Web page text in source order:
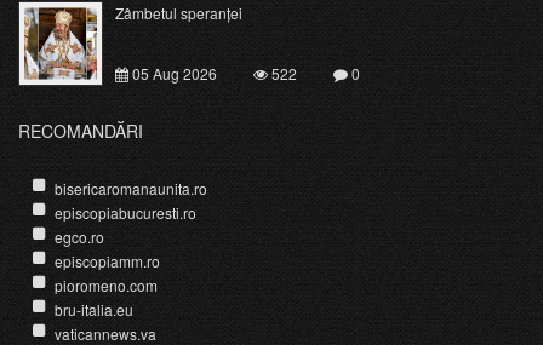
Zâmbetul speranței
05 Aug 2026 522 0
RECOMANDĂRI
bisericaromanaunita.ro
episcopiabucuresti.ro
egco.ro
episcopiamm.ro
pioromeno.com
bru-italia.eu
vaticannews.va